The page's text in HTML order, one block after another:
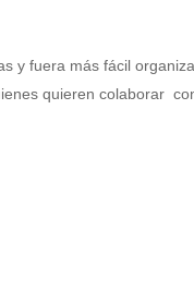
y fuera más fácil
quieren colaborar